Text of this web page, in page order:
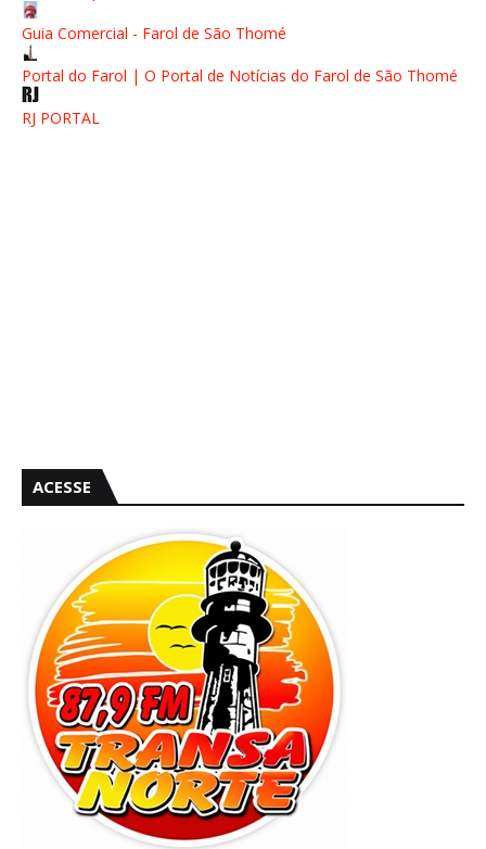
Guia Comercial - Farol de São Thomé
Portal do Farol | O Portal de Notícias do Farol de São Thomé
RJ PORTAL
ACESSE